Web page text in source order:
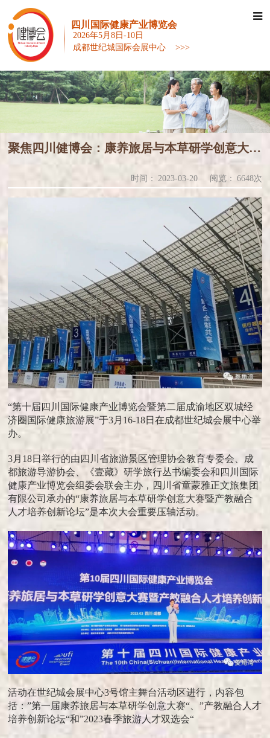
四川国际健康产业博览会
2026年5月8日-10日
成都世纪城国际会展中心 >>>
聚焦四川健博会：康养旅居与本草研学创意大赛暨产教融合人才创新论坛成功举办
阅览： 6648次
时间： 2023-03-20
“第十届四川国际健康产业博览会暨第二届成渝地区双城经
济圈国际健康旅游展”于3月16-18日在成都世纪城会展中心举
办。
3月18日举行的由四川省旅游景区管理协会教育专委会、成
都旅游导游协会、《壹藏》研学旅行丛书编委会和四川国际
健康产业博览会组委会联会主办，四川省童蒙雅正文旅集团
有限公司承办的“康养旅居与本草研学创意大赛暨产教融合
人才培养创新论坛”是本次大会重要压轴活动。
活动在世纪城会展中心3号馆主舞台活动区进行，内容包
括：”第一届康养旅居与本草研学创意大赛“、”产教融合人才
培养创新论坛“和”2023春季旅游人才双选会“